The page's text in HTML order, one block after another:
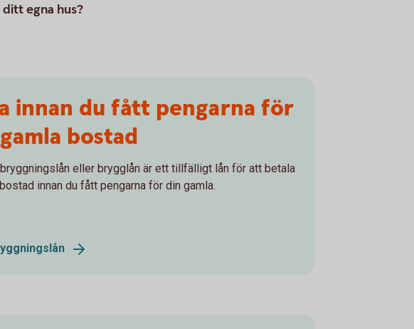
egna hus?
innan du fått pengarna för
bostad
eller brygglån är ett tillfälligt lån för att betala
innan du fått pengarna för din gamla.